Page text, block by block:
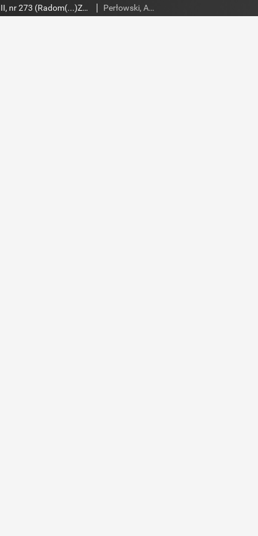
Słowo Ludu 1998 R.LVIII, nr 273 (Radom(...)Zwoleń) Perłowski, Adam. Red.